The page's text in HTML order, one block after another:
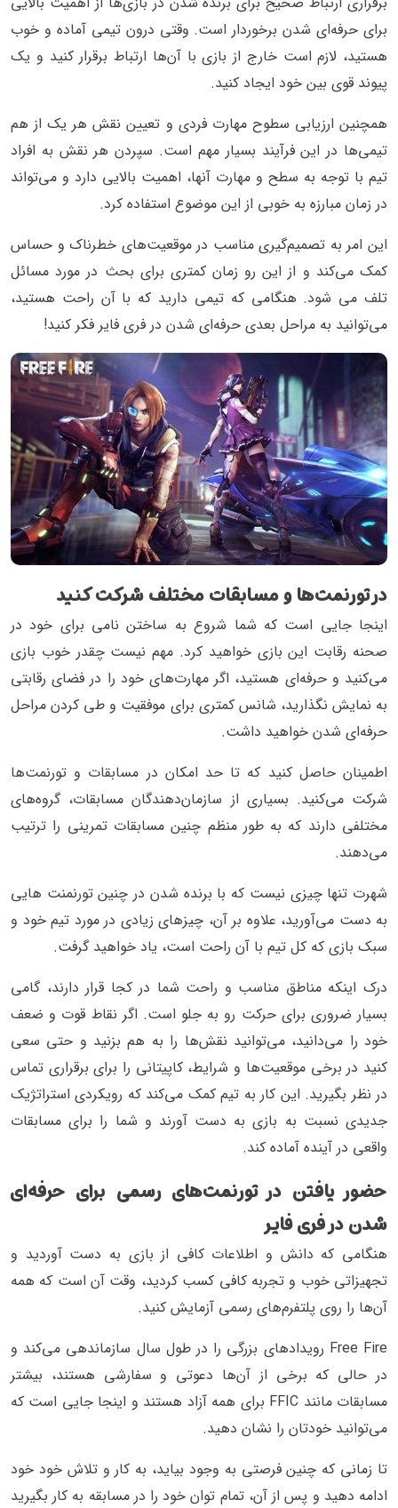
برای حرفه‌ای شدن برخوردار است. وقتی درون تیمی آماده و خوب
هستید، لازم است خارج از بازی با آن‌ها ارتباط برقرار کنید و یک
پیوند قوی بین خود ایجاد کنید.
همچنین ارزیابی سطوح مهارت فردی و تعیین نقش هر یک از هم
تیمی‌ها در این فرآیند بسیار مهم است. سپردن هر نقش به افراد
تیم با توجه به سطح و مهارت آنها، اهمیت بالایی دارد و می‌تواند
در زمان مبارزه به خوبی از این موضوع استفاده کرد.
این امر به تصمیم‌گیری مناسب در موقعیت‌های خطرناک و حساس
کمک می‌کند و از این رو زمان کمتری برای بحث در مورد مسائل
تلف می شود. هنگامی که تیمی دارید که با آن راحت هستید،
می‌توانید به مراحل بعدی حرفه‌ای شدن در فری فایر فکر کنید!
در تورنمت‌ها و مسابقات مختلف شرکت کنید
اینجا جایی است که شما شروع به ساختن نامی برای خود در
صحنه رقابت این بازی خواهید کرد. مهم نیست چقدر خوب بازی
می‌کنید و حرفه‌ای هستید، اگر مهارت‌های خود را در فضای رقابتی
به نمایش نگذارید، شانس کمتری برای موفقیت و طی کردن مراحل
حرفه‌ای شدن خواهید داشت.
اطمینان حاصل کنید که تا حد امکان در مسابقات و تورنمت‌ها
شرکت می‌کنید. بسیاری از سازمان‌دهندگان مسابقات، گروه‌های
مختلفی دارند که به طور منظم چنین مسابقات تمرینی را ترتیب
می‌دهند.
شهرت تنها چیزی نیست که با برنده شدن در چنین تورنمنت هایی
به دست می‌آورید، علاوه بر آن، چیزهای زیادی در مورد تیم خود و
سبک بازی که کل تیم با آن راحت است، یاد خواهید گرفت.
درک اینکه مناطق مناسب و راحت شما در کجا قرار دارند، گامی
بسیار ضروری برای حرکت رو به جلو است. اگر نقاط قوت و ضعف
خود را می‌دانید، می‌توانید نقش‌ها را به هم بزنید و حتی سعی
کنید در برخی موقعیت‌ها و شرایط، کاپیتانی را برای برقراری تماس
در نظر بگیرید. این کار به تیم کمک می‌کند که رویکردی استراتژیک
جدیدی نسبت به بازی به دست آورند و شما را برای مسابقات
واقعی در آینده آماده کند.
حضور یافتن در تورنمت‌های رسمی برای حرفه‌ای
شدن در فری فایر
هنگامی که دانش و اطلاعات کافی از بازی به دست آوردید و
تجهیزاتی خوب و تجربه کافی کسب کردید، وقت آن است که همه
آن‌ها را روی پلتفرم‌های رسمی آزمایش کنید.
Free Fire رویدادهای بزرگی را در طول سال‌ سازماندهی می‌کند و
در حالی که برخی از آن‌ها دعوتی و سفارشی هستند، بیشتر
مسابقات مانند FFIC برای همه آزاد هستند و اینجا جایی است که
می‌توانید خودتان را نشان دهید.
تا زمانی که چنین فرصتی به وجود بیاید، به کار و تلاش خود خود
ادامه دهید و پس از آن، تمام توان خود را در مسابقه به کار بگیرید